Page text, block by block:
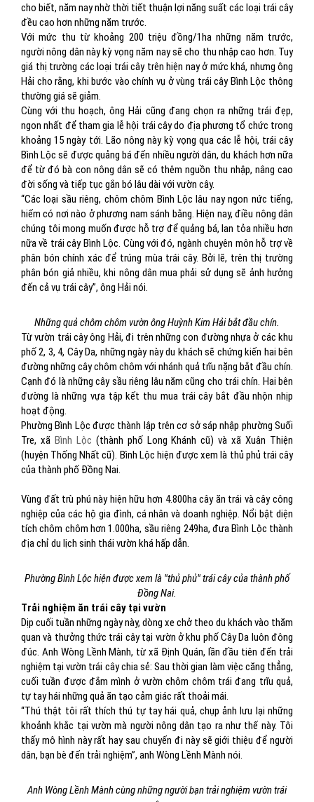
cho biết, năm nay nhờ thời tiết thuận lợi năng suất các loại trái cây
đều cao hơn những năm trước.
Với mức thu từ khoảng 200 triệu đồng/1ha những năm trước,
người nông dân này kỳ vọng năm nay sẽ cho thu nhập cao hơn. Tuy
giá thị trường các loại trái cây trên hiện nay ở mức khá, nhưng ông
Hải cho rằng, khi bước vào chính vụ ở vùng trái cây Bình Lộc thông
thường giá sẽ giảm.
Cùng với thu hoạch, ông Hải cũng đang chọn ra những trái đẹp,
ngon nhất để tham gia lễ hội trái cây do địa phương tổ chức trong
khoảng 15 ngày tới. Lão nông này kỳ vọng qua các lễ hội, trái cây
Bình Lộc sẽ được quảng bá đến nhiều người dân, du khách hơn nữa
để từ đó bà con nông dân sẽ có thêm nguồn thu nhập, nâng cao
đời sống và tiếp tục gắn bó lâu dài với vườn cây.
“Các loại sầu riêng, chôm chôm Bình Lộc lâu nay ngon nức tiếng,
hiếm có nơi nào ở phương nam sánh bằng. Hiện nay, điều nông dân
chúng tôi mong muốn được hỗ trợ để quảng bá, lan tỏa nhiều hơn
nữa về trái cây Bình Lộc. Cùng với đó, ngành chuyên môn hỗ trợ về
phân bón chính xác để trúng mùa trái cây. Bởi lẽ, trên thị trường
phân bón giả nhiều, khi nông dân mua phải sử dụng sẽ ảnh hưởng
đến cả vụ trái cây”, ông Hải nói.
Những quả chôm chôm vườn ông Huỳnh Kim Hải bắt đầu chín.
Từ vườn trái cây ông Hải, đi trên những con đường nhựa ở các khu
phố 2, 3, 4, Cây Da, những ngày này du khách sẽ chứng kiến hai bên
đường những cây chôm chôm với nhánh quả trĩu nặng bắt đầu chín.
Cạnh đó là những cây sầu riêng lâu năm cũng cho trái chín. Hai bên
đường là những vựa tập kết thu mua trái cây bắt đầu nhộn nhịp
hoạt động.
Phường Bình Lộc được thành lập trên cơ sở sáp nhập phường Suối
Tre, xã Bình Lộc (thành phố Long Khánh cũ) và xã Xuân Thiện
(huyện Thống Nhất cũ). Bình Lộc hiện được xem là thủ phủ trái cây
của thành phố Đồng Nai.
Vùng đất trù phú này hiện hữu hơn 4.800ha cây ăn trái và cây công
nghiệp của các hộ gia đình, cá nhân và doanh nghiệp. Nổi bật diện
tích chôm chôm hơn 1.000ha, sầu riêng 249ha, đưa Bình Lộc thành
địa chỉ du lịch sinh thái vườn khá hấp dẫn.
Phường Bình Lộc hiện được xem là "thủ phủ" trái cây của thành phố
Đồng Nai.
Trải nghiệm ăn trái cây tại vườn
Dịp cuối tuần những ngày này, dòng xe chở theo du khách vào thăm
quan và thưởng thức trái cây tại vườn ở khu phố Cây Da luôn đông
đúc. Anh Wòng Lềnh Mành, từ xã Định Quán, lần đầu tiên đến trải
nghiệm tại vườn trái cây chia sẻ: Sau thời gian làm việc căng thẳng,
cuối tuần được đắm mình ở vườn chôm chôm trái đang trĩu quả,
tự tay hái những quả ăn tạo cảm giác rất thoải mái.
“Thú thật tôi rất thích thú tự tay hái quả, chụp ảnh lưu lại những
khoảnh khắc tại vườn mà người nông dân tạo ra như thế này. Tôi
thấy mô hình này rất hay sau chuyến đi này sẽ giới thiệu để người
dân, bạn bè đến trải nghiệm”, anh Wòng Lềnh Mành nói.
Anh Wòng Lềnh Mành cùng những người bạn trải nghiệm vườn trái